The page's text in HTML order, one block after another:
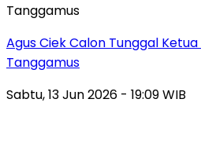
Tanggamus
Agus Ciek Calon Tunggal
Tanggamus
Sabtu, 13 Jun 2026 - 19:09 WIB